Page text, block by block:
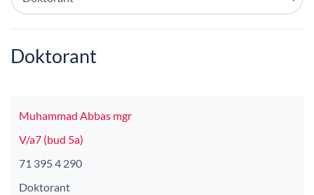
Doktorant
Muhammad Abbas mgr
V/a7 (bud 5a)
71 395 4 290
Doktorant